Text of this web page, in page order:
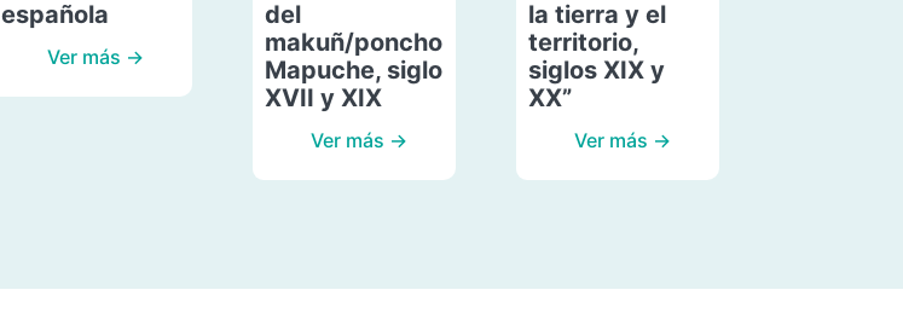
española
Ver más →
del
makuñ/poncho
Mapuche, siglo
XVII y XIX
Ver más →
la tierra y el
territorio,
siglos XIX y
XX”
Ver más →